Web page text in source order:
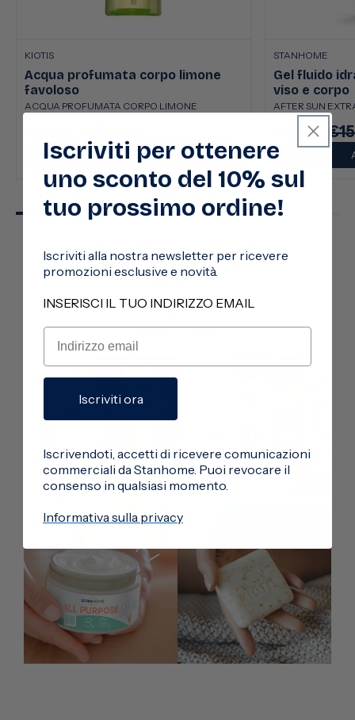
KIOTIS
Acqua profumata corpo limone
favoloso
ACQUA PROFUMATA CORPO LIMONE
scontato di
AGGIUNGI
STANHOME
Gel fluido
viso e corpo
AFTER SUN
Prezzo
scontato
€8,50
di
Seguici
Iscriviti per ottenere
uno sconto del 10% sul
tuo prossimo ordine!
Iscriviti alla nostra newsletter per ricevere
promozioni esclusive e novità.
INSERISCI IL TUO INDIRIZZO EMAIL
Iscriviti ora
Iscrivendoti, accetti di ricevere comunicazioni
commerciali da Stanhome. Puoi revocare il
consenso in qualsiasi momento.
Informativa sulla privacy